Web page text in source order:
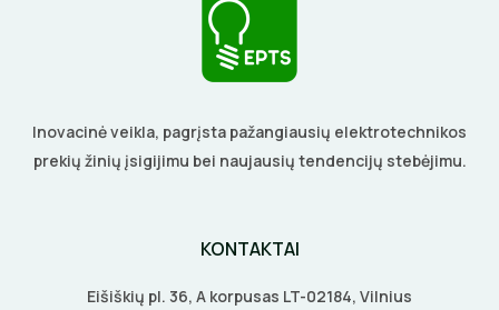
LITAVIMO, KLIJAVIMO ĮRANKIAI
ELEKTRINIAI ĮRANKIAI
ŽYMEKLIAI
Inovacinė veikla, pagrįsta pažangiausių elektrotechnikos
prekių žinių įsigijimu bei naujausių tendencijų stebėjimu.
KONTAKTAI
Eišiškių pl. 36, A korpusas LT-02184, Vilnius